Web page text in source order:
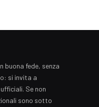
buona fede, senza
si invita a
Se non
sono sotto